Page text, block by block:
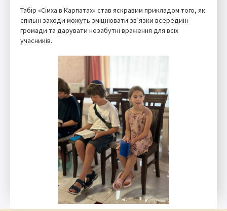
Табір «Сімха в Карпатах» став яскравим прикладом того, як
спільні заходи можуть зміцнювати зв’язки всередині
громади та дарувати незабутні враження для всіх
учасників.